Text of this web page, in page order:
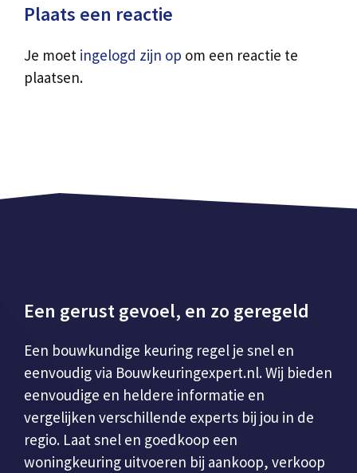
Plaats een reactie
Je moet ingelogd zijn op om een reactie te
plaatsen.
Een gerust gevoel, en zo geregeld
Een bouwkundige keuring regel je snel en
eenvoudig via Bouwkeuringexpert.nl. Wij bieden
eenvoudige en heldere informatie en
vergelijken verschillende experts bij jou in de
regio. Laat snel en goedkoop een
woningkeuring uitvoeren bij aankoop, verkoop